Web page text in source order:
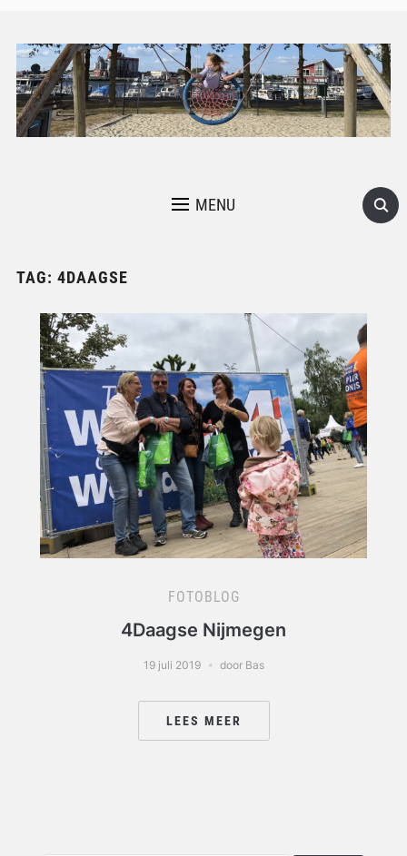
MENU
TAG: 4DAAGSE
FOTOBLOG
4Daagse Nijmegen
19 juli 2019 door Bas
LEES MEER